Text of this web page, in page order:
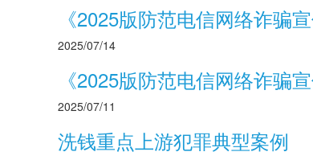
《2025版防范电信网络诈骗
2025/07/14
《2025版防范电信网络诈骗
2025/07/11
洗钱重点上游犯罪典型案例